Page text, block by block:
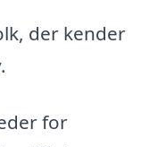
der kender
for